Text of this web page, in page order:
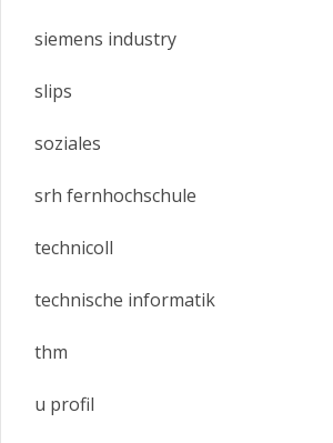
siemens industry
slips
soziales
srh fernhochschule
technicoll
technische informatik
thm
u profil